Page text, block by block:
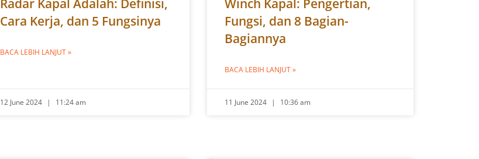
Cara Kerja, dan 5 Fungsinya
BACA LEBIH LANJUT »
12 June 2024 11:24 am
Fungsi, dan 8 Bagian-
Bagiannya
BACA LEBIH LANJUT »
11 June 2024 10:36 am